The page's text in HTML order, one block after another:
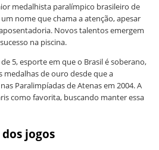
medalhista paralímpico brasileiro de
nome que chama a atenção, apesar
Novos talentos emergem
na piscina.
5, esporte em que o Brasil é soberano,
de ouro desde que a
Paralimpíadas de Atenas em 2004. A
como favorita, buscando manter essa
jogos